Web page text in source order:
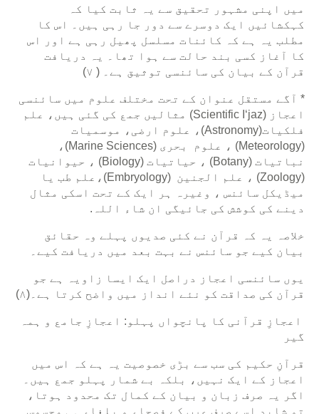
میں اپنی مشہور تحقیق سے یہ ثابت کیا کہ
کہکشائیں ایک دوسرے سے دور جا رہی ہیں۔ اس کا
مطلب یہ ہے کہ کائنات مسلسل پھیل رہی ہے اور اس
کا آغاز کسی بند حالت سے ہوا تھا۔ یہ دریافت
قرآن کے بیان کی سائنسی توثیق ہے۔ ( ۷)
* آگے مستقل عنوان کے تحت مختلف علوم میں سائنسی
اعجاز (Scientific I‘jaz) مثالیں جمع کی گئی ہیں، علم
فلکیات(Astronomy)، علوم ارضی، موسمیات
(Meteorology) ، علوم بحری (Marine Sciences)،
نباتیات (Botany) ، حیاتیات (Biology) ، حیوانیات
(Zoology) ، علم الجنین (Embryology)،علم طب یا
میڈیکل سائنس ، وغیرہ ہر ایک کے تحت اسکی مثال
دینے کی کوشش کی جائیگی ان شاء اللہ.
خلاصہ یہ کہ قرآن نے کئی صدیوں پہلے وہ حقائق
بیان کیے جو سائنس نے بہت بعد میں دریافت کیے۔
یوں سائنسی اعجاز دراصل ایک ایسا زاویہ ہے جو
قرآن کی صداقت کو نئے انداز میں واضح کرتا ہے۔(۸)
اعجازِ قرآنی کا پانچواں پہلو: اعجازِ جامع و ہمہ
گیر
قرآنِ حکیم کی سب سے بڑی خصوصیت یہ ہے کہ اس میں
اعجاز کے ایک نہیں، بلکہ بے شمار پہلو جمع ہیں۔
اگر یہ صرف زبان و بیان کے کمال تک محدود ہوتا،
تو شاید اسے صرف عرب کے فصحاء و بلغاء ہی محسوس